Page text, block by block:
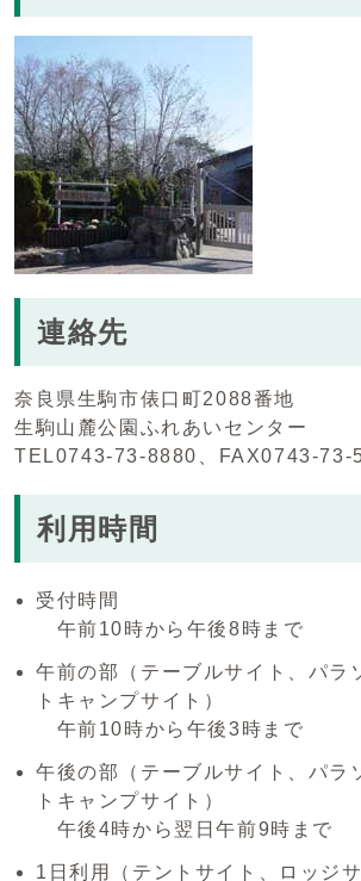
連絡先
奈良県生駒市俵口町2088番地
生駒山麓公園ふれあいセンター
TEL0743-73-8880、FAX0743-73-
利用時間
受付時間
午前10時から午後8時まで
午前の部（テーブルサイト、パラ
トキャンプサイト）
午前10時から午後3時まで
午後の部（テーブルサイト、パラ
トキャンプサイト）
午後4時から翌日午前9時まで
1日利用（テントサイト、ロッジサ